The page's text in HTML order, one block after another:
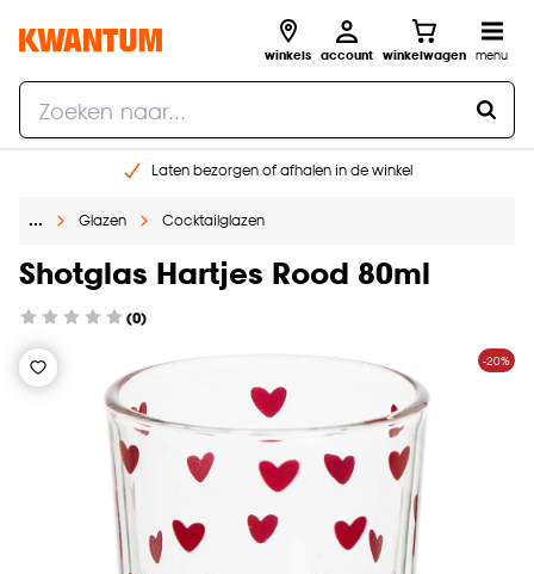
winkels account winkelwagen menu
Laten bezorgen of afhalen in de winkel
Gratis raam advies en inmeten aan huis
… Glazen Cocktailglazen
Shotglas Hartjes Rood 80ml
(0)
-20%